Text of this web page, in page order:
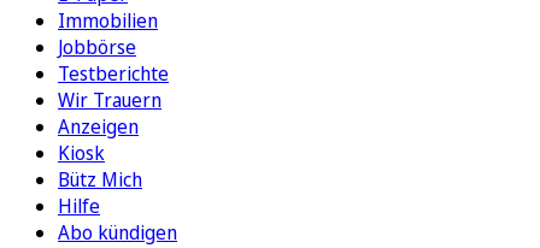
Immobilien
Jobbörse
Testberichte
Wir Trauern
Anzeigen
Kiosk
Bütz Mich
Hilfe
Abo kündigen